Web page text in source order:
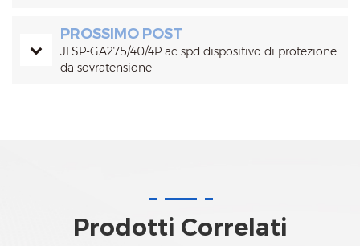
PROSSIMO POST
JLSP-GA275/40/4P ac spd dispositivo di protezione
da sovratensione
Prodotti Correlati